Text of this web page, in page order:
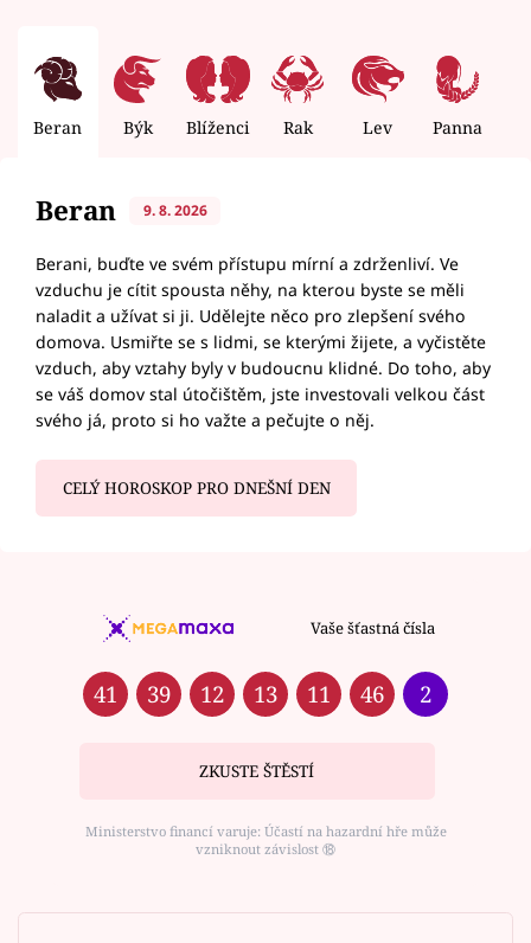
Beran Býk Blíženci Rak Lev Panna
Beran 9. 8. 2026
Berani, buďte ve svém přístupu mírní a zdrženliví. Ve
vzduchu je cítit spousta něhy, na kterou byste se měli
naladit a užívat si ji. Udělejte něco pro zlepšení svého
domova. Usmiřte se s lidmi, se kterými žijete, a vyčistěte
vzduch, aby vztahy byly v budoucnu klidné. Do toho, aby
se váš domov stal útočištěm, jste investovali velkou část
svého já, proto si ho važte a pečujte o něj.
CELÝ HOROSKOP PRO DNEŠNÍ DEN
Vaše šťastná čísla
41 39 12 13 11 46 2
ZKUSTE ŠTĚSTÍ
Ministerstvo financí varuje: Účastí na hazardní hře může
vzniknout závislost ⑱